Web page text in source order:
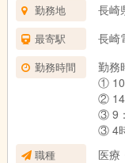
勤務地 長崎
最寄駅 長崎
勤務時間
勤務
①
②
③ 9
③ 4
な
職種
医療